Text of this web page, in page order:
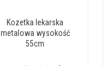
Kozetka lekarska
metalowa wysokość
55cm